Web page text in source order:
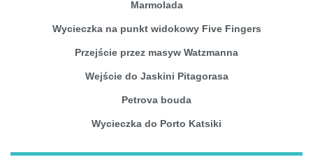
Marmolada
Wycieczka na punkt widokowy Five Fingers
Przejście przez masyw Watzmanna
Wejście do Jaskini Pitagorasa
Petrova bouda
Wycieczka do Porto Katsiki